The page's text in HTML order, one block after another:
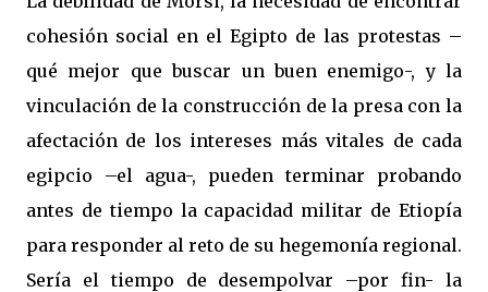
cohesión social en el Egipto de las protestas –
qué mejor que buscar un buen enemigo-, y la
vinculación de la construcción de la presa con la
afectación de los intereses más vitales de cada
egipcio –el agua-, pueden terminar probando
antes de tiempo la capacidad militar de Etiopía
para responder al reto de su hegemonía regional.
Sería el tiempo de desempolvar –por fin- la